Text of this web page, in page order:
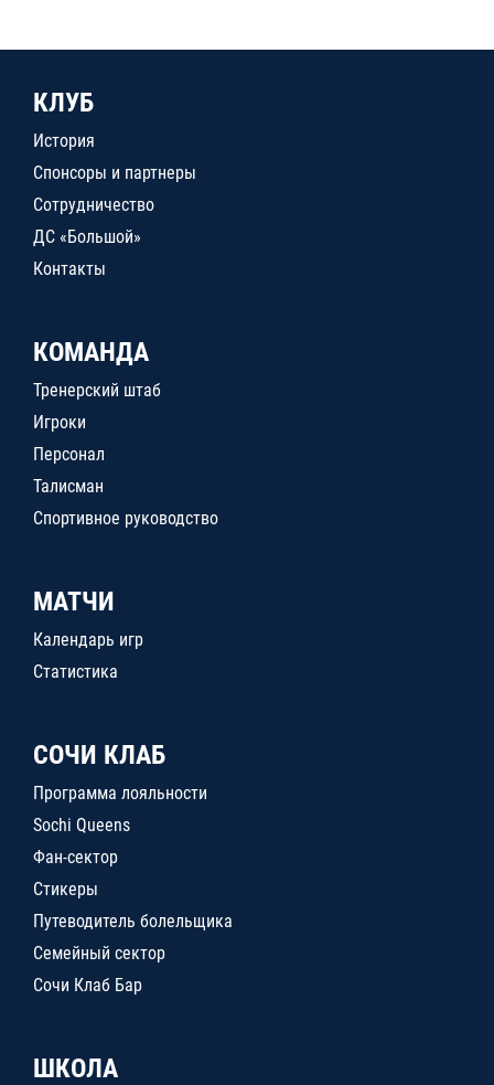
КЛУБ
История
Спонсоры и партнеры
Сотрудничество
ДС «Большой»
Контакты
КОМАНДА
Тренерский штаб
Игроки
Персонал
Талисман
Спортивное руководство
МАТЧИ
Календарь игр
Статистика
СОЧИ КЛАБ
Программа лояльности
Sochi Queens
Фан-сектор
Стикеры
Путеводитель болельщика
Семейный сектор
Сочи Клаб Бар
ШКОЛА